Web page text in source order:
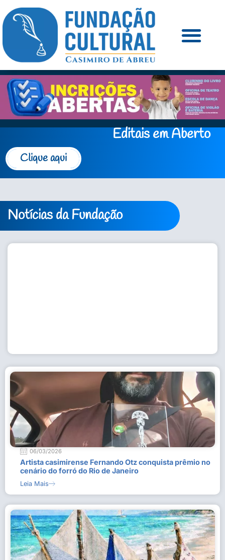
Editais em Aberto
Clique aqui
Notícias da Fundação
06/03/2026
Artista casimirense Fernando Otz conquista prêmio no
cenário do forró do Rio de Janeiro
Leia Mais